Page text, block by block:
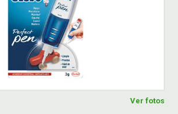
Ver fotos
CONTACTAR
FERROVICMAR